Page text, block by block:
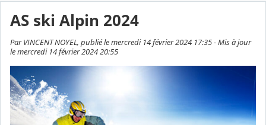
AS ski Alpin 2024
Par VINCENT NOYEL, publié le mercredi 14 février 2024 17:35 - Mis à jour
le mercredi 14 février 2024 20:55